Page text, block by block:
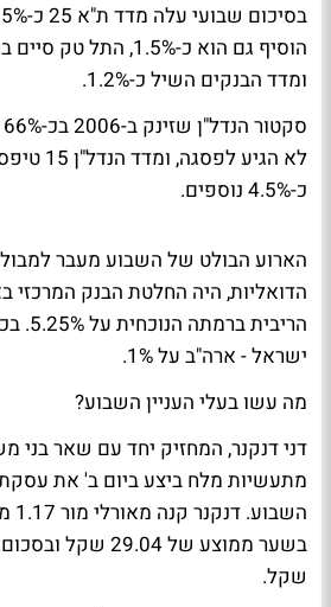
ומדד הבנקים השיל כ-1.2%.
לא הגיע
כ-4.5% נוספים.
הארוע הבולט של השבוע מעבר למבול
הדואליות, היה החלטת הבנק המרכזי
ישראל - ארה"ב על 1%.
מה עשו בעלי העניין השבוע?
מתעשיות מלח ביצע ביום ב' את
שקל.